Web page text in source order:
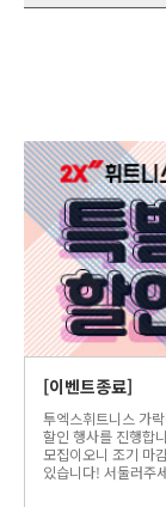
[이벤트종료]
투엑스휘트니스 가
할인 행사를 진행합
모집이오니 조기 마
있습니다! 서둘러주